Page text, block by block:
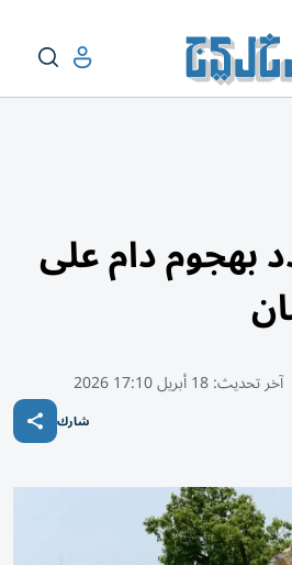
بهجوم دام على
آخر تحديث:18 أبريل 17:10 2026
شارك